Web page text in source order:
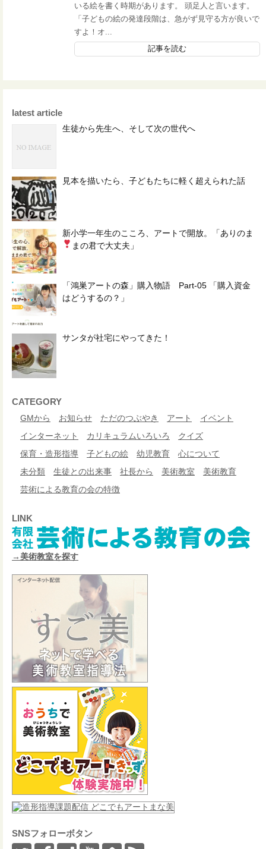
いる絵を書く時期があります。 頭足人と言います。
「子どもの絵の発達段階は、急がず見守る方が良いで
すよ！オ...
記事を読む
latest article
生徒から先生へ、そして次の世代へ
見本を描いたら、子どもたちに軽く超えられた話
新小学一年生のこころ、アートで開放。「ありのま
まの君で大丈夫 」
「鴻巣アートの森」購入物語 Part-05 「購入資金
はどうするの？」
サンタが社宅にやってきた！
CATEGORY
GMから お知らせ ただのつぶやき アート
イベント
インターネット
カリキュラムいろいろ
クイズ
保育・造形指導
子どもの絵 幼児教育
心について
未分類
生徒との出来事 社長から 美術教室
美術教育
芸術による教育の会の特徴
LINK
→美術教室を探す
SNSフォローボタン